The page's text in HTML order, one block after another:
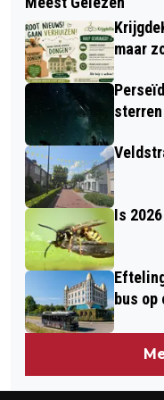
HET NIET OM
maar
Is
bus op